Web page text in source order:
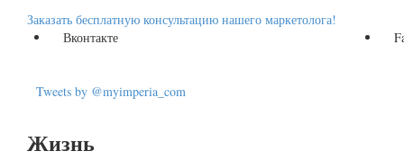
Заказать бесплатную консультацию нашего маркетолога!
Вконтакте
Tweets by @myimperia_com
Жизнь